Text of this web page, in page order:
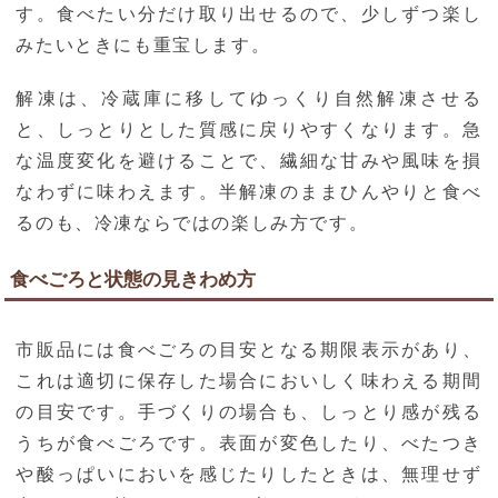
す。食べたい分だけ取り出せるので、少しずつ楽し
みたいときにも重宝します。
解凍は、冷蔵庫に移してゆっくり自然解凍させる
と、しっとりとした質感に戻りやすくなります。急
な温度変化を避けることで、繊細な甘みや風味を損
なわずに味わえます。半解凍のままひんやりと食べ
るのも、冷凍ならではの楽しみ方です。
食べごろと状態の見きわめ方
市販品には食べごろの目安となる期限表示があり、
これは適切に保存した場合においしく味わえる期間
の目安です。手づくりの場合も、しっとり感が残る
うちが食べごろです。表面が変色したり、べたつき
や酸っぱいにおいを感じたりしたときは、無理せず